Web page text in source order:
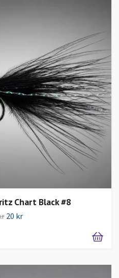
Chart Black #8
20 kr